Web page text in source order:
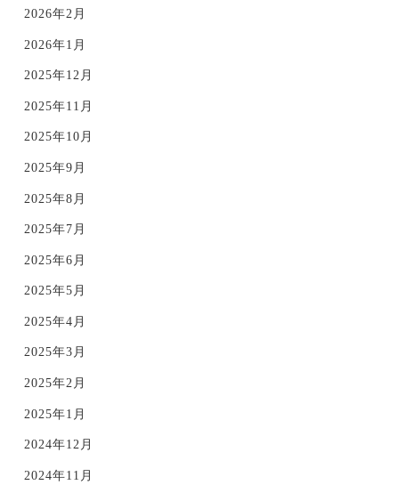
2026年2月
2026年1月
2025年12月
2025年11月
2025年10月
2025年9月
2025年8月
2025年7月
2025年6月
2025年5月
2025年4月
2025年3月
2025年2月
2025年1月
2024年12月
2024年11月